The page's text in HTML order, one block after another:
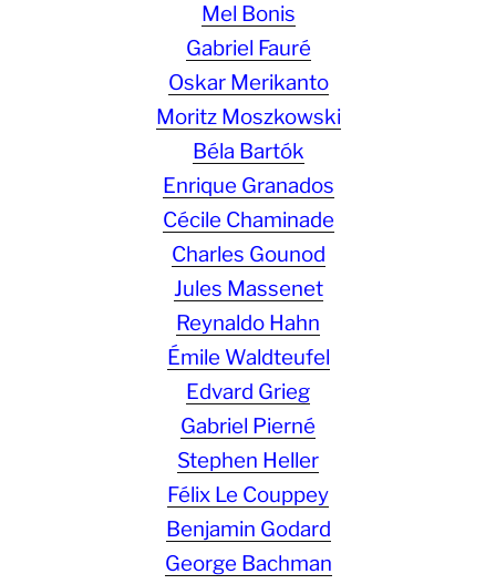
Mel Bonis
Gabriel Fauré
Oskar Merikanto
Moritz Moszkowski
Béla Bartók
Enrique Granados
Cécile Chaminade
Charles Gounod
Jules Massenet
Reynaldo Hahn
Émile Waldteufel
Edvard Grieg
Gabriel Pierné
Stephen Heller
Félix Le Couppey
Benjamin Godard
George Bachman